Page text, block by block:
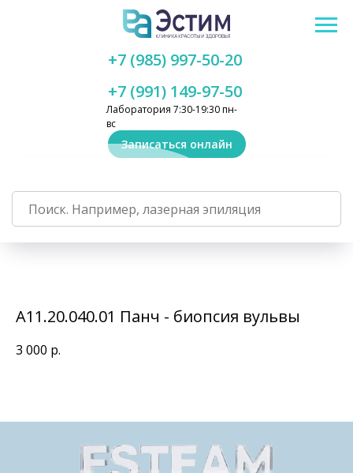
Лаборатория 7:30-19:30 пн-
вс
+7 (991) 149-97-50
+7 (985) 997-50-20
Записаться онлайн
А11.20.040.01 Панч - биопсия вульвы
3 000 р.